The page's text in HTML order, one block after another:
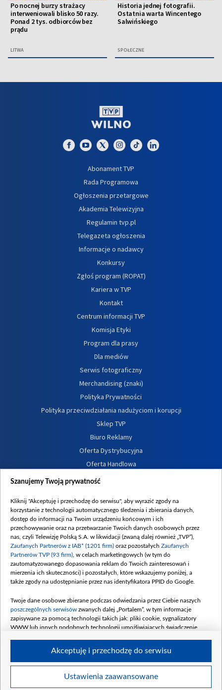
Po nocnej burzy strażacy
interweniowali blisko 50 razy.
Ponad 2 tys. odbiorców bez
prądu
LITWA
Historia jednej fotografii.
Ostatnia warta Wincentego
Salwińskiego
SPOŁECZNE
Abonament TVP
Rada Programowa
Ogłoszenia przetargowe
Akademia Telewizyjna
Regulamin tvp.pl
Telegazeta ogłoszenia
Informacje o nadawcy
Konkursy
Zgłoś program (ROPAT)
Kariera w TVP
Kontakt
Centrum informacji TVP
Komisja Etyki
Program dla prasy
Dla mediów
Serwis fotograficzny
Merchandising (znaki)
Polityka Prywatności
Polityka przeciwdziałania nadużyciom i korupcji
Sklep TVP
Biuro Reklamy
Oferta Dystrybucyjna
Oferta Handlowa
Dostępność
Procedura zgłoszeń wewnętrznych
Szanujemy Twoją prywatność
Kliknij "Akceptuję i przechodzę do serwisu", aby wyrazić zgody na
korzystanie z technologii automatycznego śledzenia i zbierania danych,
dostęp do informacji na Twoim urządzeniu końcowym i ich
przechowywanie oraz na przetwarzanie Twoich danych osobowych przez
nas, czyli Telewizję Polską S.A. w likwidacji (zwaną dalej również „TVP”),
Zaufanych Partnerów z IAB* (1201 firm) oraz pozostałych Zaufanych
Partnerów TVP (93 firm) , w celach marketingowych (w tym do
zautomatyzowanego dopasowania reklam do Twoich zainteresowań i
mierzenia ich skuteczności) i pozostałych, które wskazujemy poniżej, a
także zgody na udostępnianie przez nas identyfikatora PPID do Google.
Twoje dane osobowe zbierane podczas odwiedzania przez Ciebie naszych
poszczególnych serwisów zwanych dalej „Portalem”, w tym informacje
zapisywane za pomocą technologii takich jak: pliki cookie, sygnalizatory
WWW lub innych podobnych technologii umożliwiających świadczenie
Twoje dane osobowe zbierane podczas odwiedzania przez Ciebie
Ustawienia zaawansowane
Akceptuję i przechodzę do serwisu